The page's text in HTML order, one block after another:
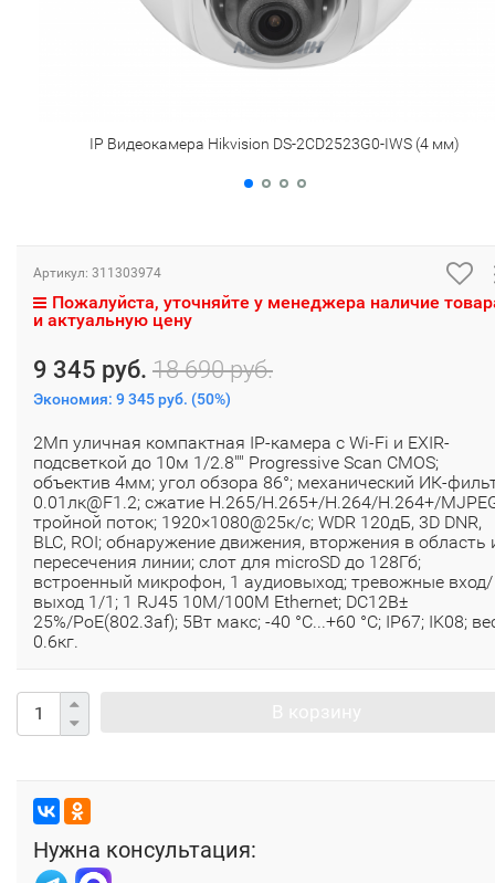
IP Видеокамера Hikvision DS-2CD2523G0-IWS (4 мм)
Артикул: 311303974
Пожалуйста, уточняйте у менеджера наличие
и актуальную цену
9 345 руб. 18 690 руб.
Экономия: 9 345 руб. (50%)
2Мп уличная компактная IP-камера с Wi-Fi и EXIR-
подсветкой до 10м 1/2.8"" Progressive Scan CMOS;
объектив 4мм; угол обзора 86°; механический ИК-
0.01лк@F1.2; сжатие H.265/H.265+/H.264/H.264+/
тройной поток; 1920×1080@25к/с; WDR 120дБ, 3D DNR,
BLC, ROI; обнаружение движения, вторжения в область
пересечения линии; слот для microSD до 128Гб;
встроенный микрофон, 1 аудиовыход; тревожные вход/
выход 1/1; 1 RJ45 10M/100M Ethernet; DC12В±
25%/PoE(802.3af); 5Вт макс; -40 °C...+60 °C; IP67; IK08;
0.6кг.
Нужна консультация: